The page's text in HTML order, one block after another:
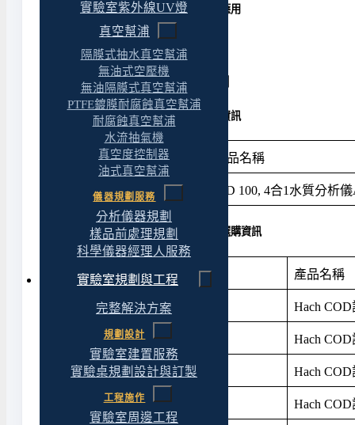
實驗室紫外線UV燈
真空幫浦
隔膜式抽水真空幫浦
無油式空壓機
無油隔膜式真空幫浦
PTFE鍍膜耐腐蝕真空幫浦
耐腐蝕真空幫浦
水流抽氣機
真空度控制器
油式真空幫浦
儀器規劃服務
分析儀器規劃
樣品前處理規劃
科學儀器經理人服務
實驗室規劃與工程
完整解決方案
規劃設計
實驗室建置服務
實驗桌規劃設計與訂製
工程施作
實驗室周邊工程
WD 100 4合1水質分析儀/檢測儀 : 產品應用
工廠、城市廢水檢測
河川、湖泊等環境水質檢測
WD 100 4合1水質分析儀/檢測儀 : 訂購資訊
產品料號 產品名稱
191100-01(02) WD 100, 4合1水質分析
WD 100 4合1水質分析儀/檢測儀 : 試劑選購資訊
產品料號 產品名稱
HAC-2125825 Hach COD
HAC-2125815 Hach COD
HAC-2125925 Hach COD
HAC-2125915 Hach COD